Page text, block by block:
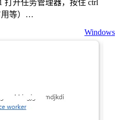
打开任务管理器，按住 ctrl
用等）…
Windows